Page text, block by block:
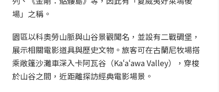
場」之稱。
園區以科奧勞山脈與山谷景觀聞名，並設有二戰碉堡，
展示相關電影道具與歷史文物。旅客可在古蘭尼牧場搭
乘敞篷沙灘車深入卡阿瓦谷（Kaʻaʻawa Valley），穿梭
於山谷之間，近距離探訪經典電影場景。